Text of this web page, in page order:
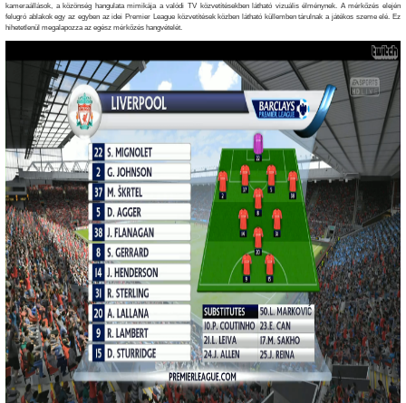
kameraállások, a közönség hangulata mimikája a valódi TV közvetítésekben látható vizuális élménynek. A mérkőzés elején
felugró ablakok egy az egyben az idei Premier League közvetítések közben látható küllemben tárulnak a játékos szeme elé. Ez
hihetetlenül megalapozza az egész mérkőzés hangvételét.